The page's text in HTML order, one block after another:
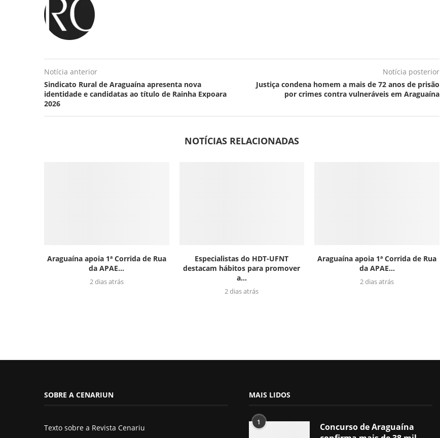
Notícia anterior
Sindicato Rural de Araguaína apresenta nova
identidade e candidatas ao título de Rainha Expoara
2026
Notícia posterior
Justiça condena homem a mais de 72 anos de prisão
por crimes contra vulneráveis em Araguaína
NOTÍCIAS RELACIONADAS
Araguaína apoia 1ª Corrida de Rua
da APAE...
2 dias atrás
Especialistas do HDT-UFNT
destacam hábitos para promover
a...
2 dias atrás
Araguaína apoia 1ª Corrida de Rua
da APAE...
2 dias atrás
SOBRE A CENARIUN
Texto sobre a Revista Cenariu
MAIS LIDOS
1
Concurso de Araguaína